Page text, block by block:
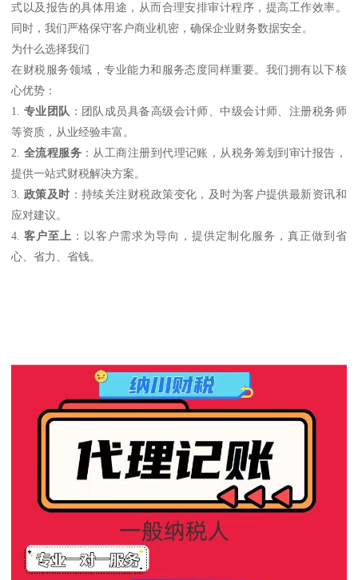
式以及报告的具体用途，从而合理安排审计程序，提高工作效率。
同时，我们严格保守客户商业机密，确保企业财务数据安全。
为什么选择我们
在财税服务领域，专业能力和服务态度同样重要。我们拥有以下核
心优势：
1. 专业团队 ：团队成员具备高级会计师、中级会计师、注册税务师
等资质，从业经验丰富。
2. 全流程服务 ：从工商注册到代理记账，从税务筹划到审计报告，
提供一站式财税解决方案。
3. 政策及时 ：持续关注财税政策变化，及时为客户提供最新资讯和
应对建议。
4.客户至上 ：以客户需求为导向，提供定制化服务，真正做到省
心、省力、省钱。